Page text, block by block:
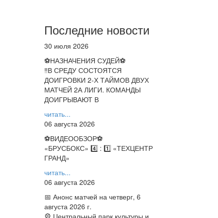
Последние новости
30 июля 2026
⚽НАЗНАЧЕНИЯ СУДЕЙ⚽
‼В СРЕДУ СОСТОЯТСЯ
ДОИГРОВКИ 2-Х ТАЙМОВ ДВУХ
МАТЧЕЙ 2А ЛИГИ. КОМАНДЫ
ДОИГРЫВАЮТ В
читать...
06 августа 2026
⚽️ВИДЕООБЗОР⚽️
«БРУСБОКС» 4️⃣ : 1️⃣ «ТЕХЦЕНТР
ГРАНД»
читать...
06 августа 2026
📅 Анонс матчей на четверг, 6
августа 2026 г.